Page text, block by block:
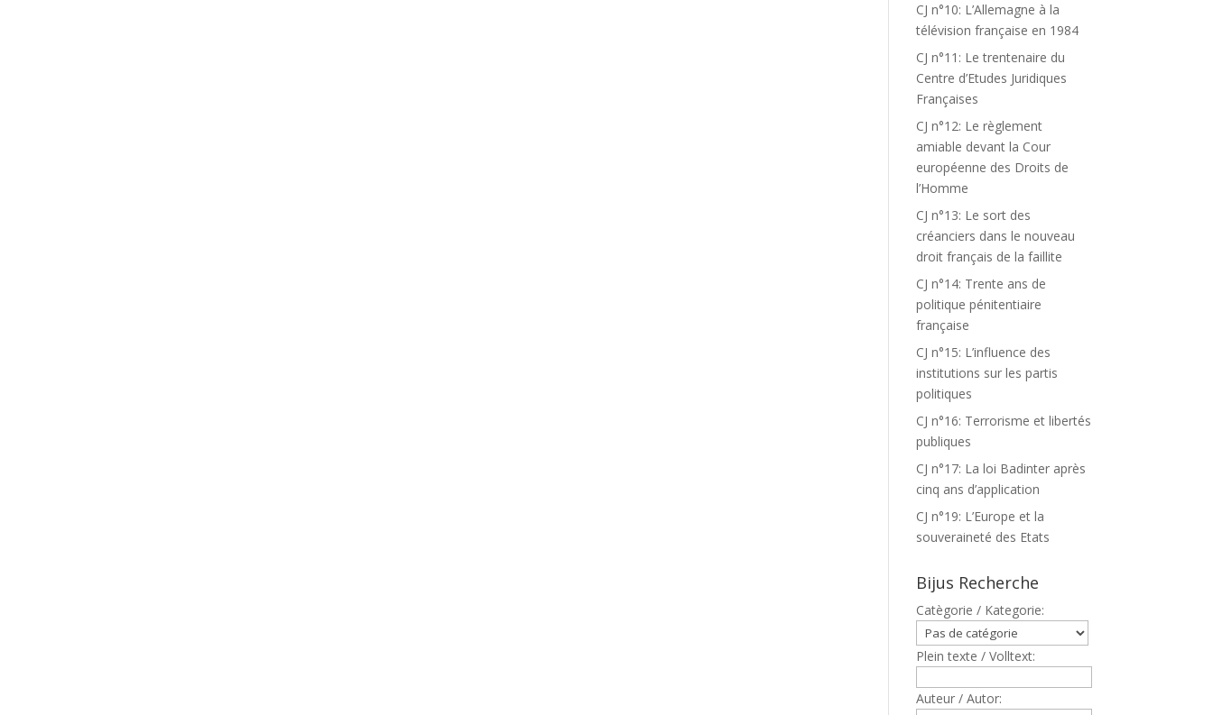
CJ n°10: L’Allemagne à la
télévision française en 1984
CJ n°11: Le trentenaire du
Centre d’Etudes Juridiques
Françaises
CJ n°12: Le règlement
amiable devant la Cour
européenne des Droits de
l’Homme
CJ n°13: Le sort des
créanciers dans le nouveau
droit français de la faillite
CJ n°14: Trente ans de
politique pénitentiaire
française
CJ n°15: L’influence des
institutions sur les partis
politiques
CJ n°16: Terrorisme et libertés
publiques
CJ n°17: La loi Badinter après
cinq ans d’application
CJ n°19: L’Europe et la
souveraineté des Etats
Bijus Recherche
Catègorie / Kategorie:
Plein texte / Volltext:
Auteur / Autor: